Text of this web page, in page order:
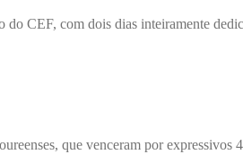
CEF, com dois dias inteiramente
que venceram por